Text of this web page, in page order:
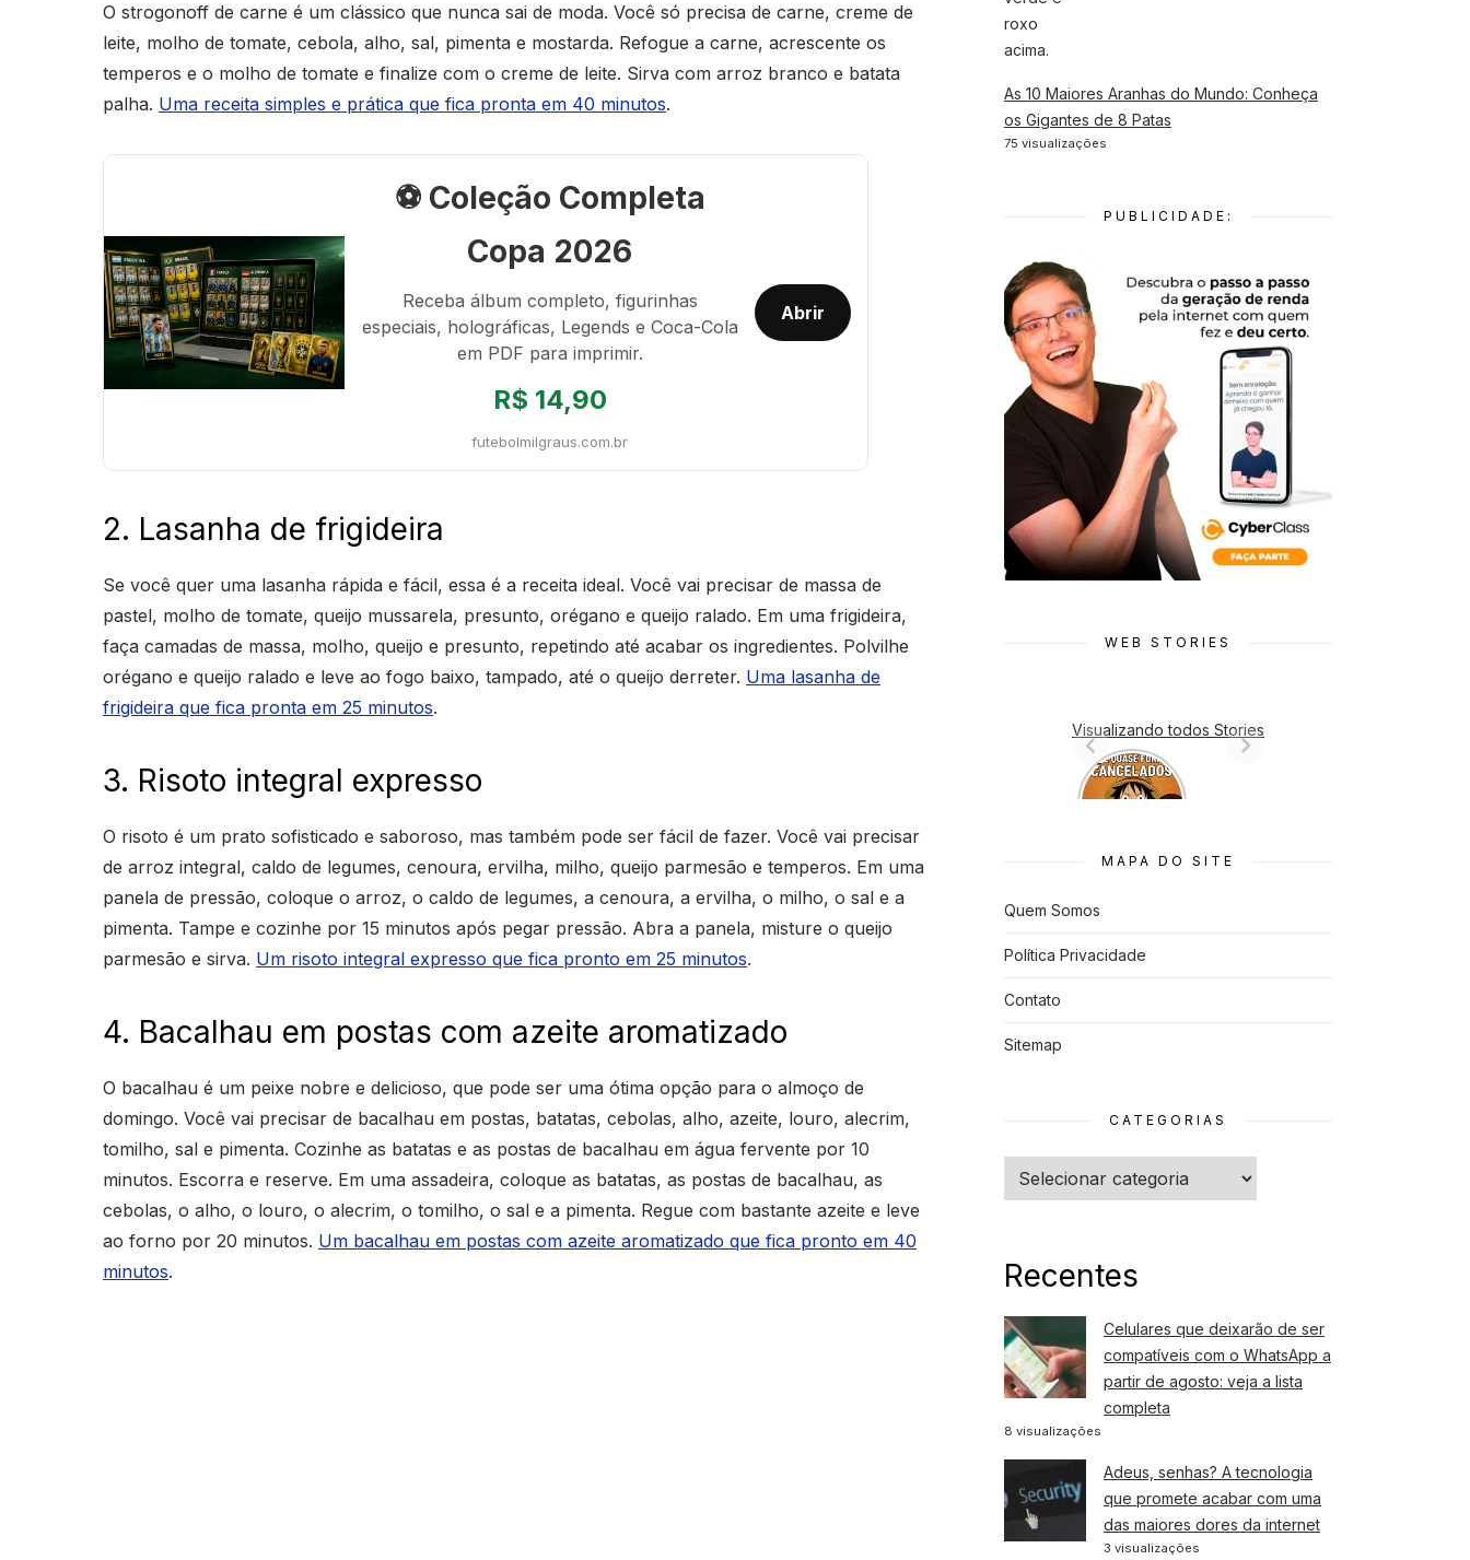
O strogonoff de carne é um clássico que nunca sai de moda. Você só precisa de carne, creme de
leite, molho de tomate, cebola, alho, sal, pimenta e mostarda. Refogue a carne, acrescente os
temperos e o molho de tomate e finalize com o creme de leite. Sirva com arroz branco e batata
palha. Uma receita simples e prática que fica pronta em 40 minutos.
⚽ Coleção Completa
Copa 2026
Receba álbum completo, figurinhas
especiais, holográficas, Legends e Coca-Cola
em PDF para imprimir.
R$ 14,90
futebolmilgraus.com.br
Abrir
2. Lasanha de frigideira
Se você quer uma lasanha rápida e fácil, essa é a receita ideal. Você vai precisar de massa de
pastel, molho de tomate, queijo mussarela, presunto, orégano e queijo ralado. Em uma frigideira,
faça camadas de massa, molho, queijo e presunto, repetindo até acabar os ingredientes. Polvilhe
orégano e queijo ralado e leve ao fogo baixo, tampado, até o queijo derreter. Uma lasanha de
frigideira que fica pronta em 25 minutos.
3. Risoto integral expresso
O risoto é um prato sofisticado e saboroso, mas também pode ser fácil de fazer. Você vai precisar
de arroz integral, caldo de legumes, cenoura, ervilha, milho, queijo parmesão e temperos. Em uma
panela de pressão, coloque o arroz, o caldo de legumes, a cenoura, a ervilha, o milho, o sal e a
pimenta. Tampe e cozinhe por 15 minutos após pegar pressão. Abra a panela, misture o queijo
parmesão e sirva. Um risoto integral expresso que fica pronto em 25 minutos.
4. Bacalhau em postas com azeite aromatizado
O bacalhau é um peixe nobre e delicioso, que pode ser uma ótima opção para o almoço de
domingo. Você vai precisar de bacalhau em postas, batatas, cebolas, alho, azeite, louro, alecrim,
tomilho, sal e pimenta. Cozinhe as batatas e as postas de bacalhau em água fervente por 10
minutos. Escorra e reserve. Em uma assadeira, coloque as batatas, as postas de bacalhau, as
cebolas, o alho, o louro, o alecrim, o tomilho, o sal e a pimenta. Regue com bastante azeite e leve
ao forno por 20 minutos. Um bacalhau em postas com azeite aromatizado que fica pronto em 40
minutos.
As 10 Maiores Aranhas do Mundo: Conheça
os Gigantes de 8 Patas
75 visualizações
PUBLICIDADE:
WEB STORIES
Visualizando todos Stories
7 Animes
que quase
MAPA DO SITE
Quem Somos
Política Privacidade
Contato
Sitemap
CATEGORIAS
Categorias
Recentes
Celulares que deixarão de ser
compatíveis com o WhatsApp a
partir de agosto: veja a lista
completa
8 visualizações
Adeus, senhas? A tecnologia
que promete acabar com uma
das maiores dores da internet
3 visualizações